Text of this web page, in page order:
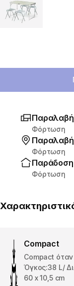
Φόρτωση
Φόρτωση
Παράδοση
Φόρτωση
Compact
Compact όταν
Όγκος:38 L/
60 x 10,5 cm